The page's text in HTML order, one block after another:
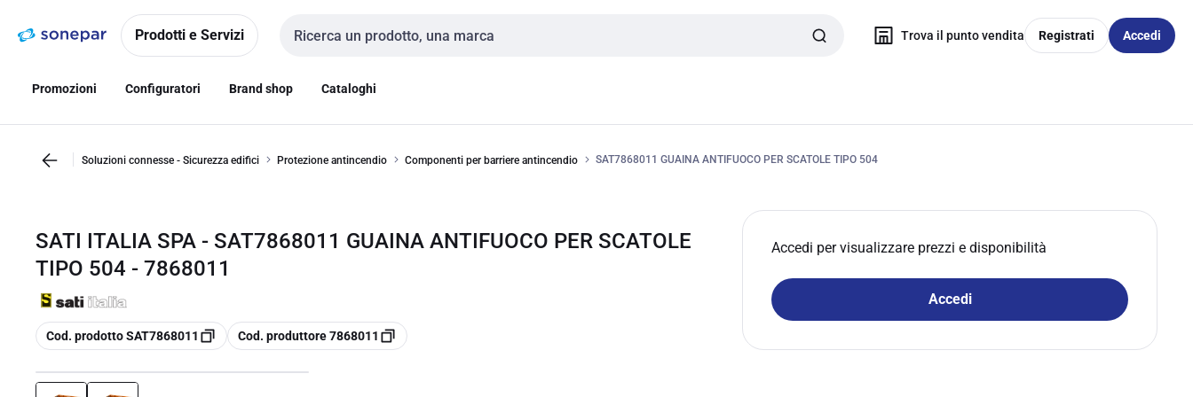
navigazionealla
Prodotti e Servizi
Cerca input
Trova il punto vendita Registrati Accedi
Promozioni Configuratori Brand shop Cataloghi
Soluzioni connesse - Sicurezza edifici Protezione antincendio Componenti per barriere antincendio SAT7868011 GUAINA ANTIFUOCO PER SCATOLE TIPO 504
SATI ITALIA SPA - SAT7868011 GUAINA ANTIFUOCO PER SCATOLE
TIPO 504 - 7868011
copia
Cod. prodotto SAT7868011 copia
Cod. produttore 7868011
Accedi per visualizzare prezzi e disponibilità
Accedi